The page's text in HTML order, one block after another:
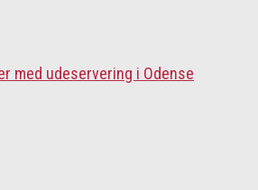
med udeservering i Odense